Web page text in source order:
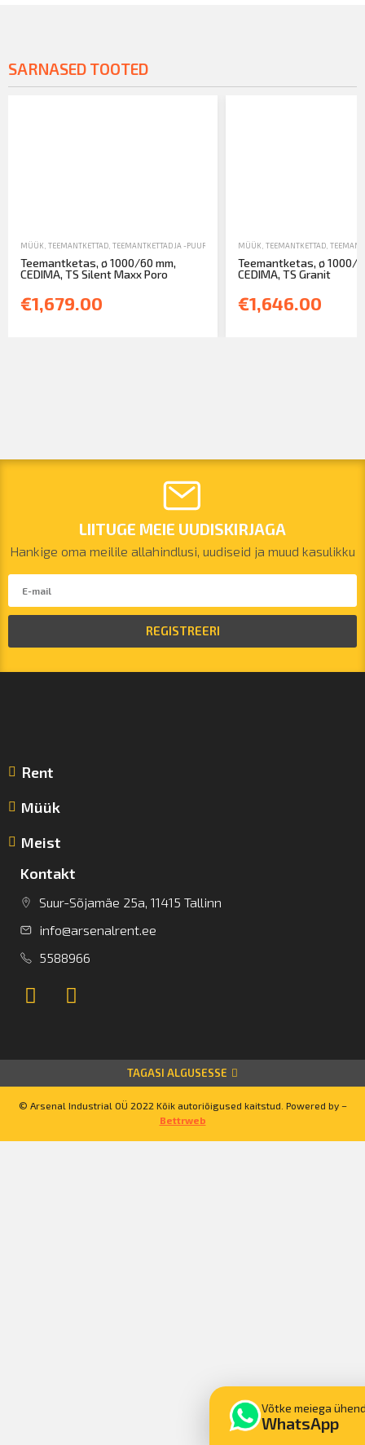
Võtke meiega
WhatsApp
SARNASED TOOTED
MÜÜK TEEMANTKETTAD TEEMANTKETTAD JA -PUURID
Teemantketas, ø 1000/60 mm,
CEDIMA, TS Silent Maxx Poro
€1,679.00
MÜÜK TEEMANTKETTAD,
Teemantketas, ø 1000/
CEDIMA, TS Granit
€1,646.00
LIITUGE MEIE UUDISKIRJAGA
Hankige oma meilile allahindlusi, uudiseid ja muud kasulikku
REGISTREERI
Rent
Müük
Meist
Kontakt
Suur-Sõjamäe 25a, 11415 Tallinn
info@arsenalrent.ee
5588966
TAGASI ALGUSESSE
© Arsenal Industrial OÜ 2022 Kõik autoriõigused kaitstud. Powered by –
Bettrweb